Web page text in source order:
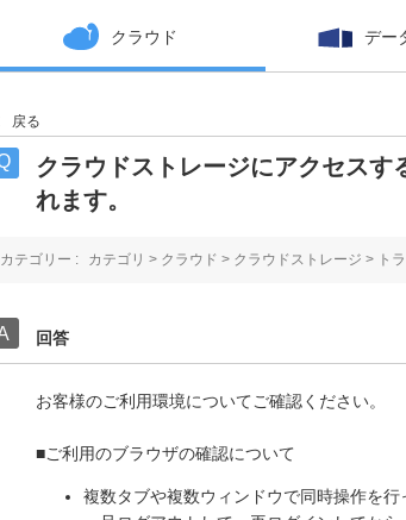
クラウド デー
戻る
クラウドストレージにアクセス
れます。
カテゴリー : カテゴリ > クラウド > クラウドストレージ > ト
回答
お客様のご利用環境についてご確認ください。
■ご利用のブラウザの確認について
複数タブや複数ウィンドウで同時操作を行